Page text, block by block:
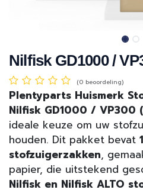
Nilfisk GD1000 /
(0 beoordeling)
Plentyparts Huismerk
Nilfisk GD1000 / VP300
ideale keuze om uw
houden. Dit pakket bevat
stofzuigerzakken,
papier, die uitstekend
Nilfisk en Nilfisk ALTO